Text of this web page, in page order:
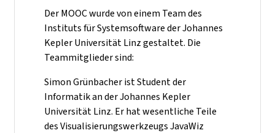
Der MOOC wurde von einem Team des
Instituts für Systemsoftware der Johannes
Kepler Universität Linz gestaltet. Die
Teammitglieder sind:
Simon Grünbacher ist Student der
Informatik an der Johannes Kepler
Universität Linz. Er hat wesentliche Teile
des Visualisierungswerkzeugs JavaWiz